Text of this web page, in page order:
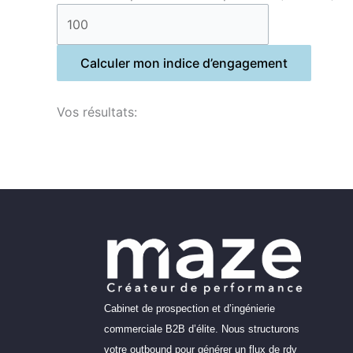
Calculer mon indice d’engagement
Vos résultats:
Cabinet de prospection et d’ingénierie
commerciale B2B d’élite. Nous structurons
votre outbound pour générer un flux de rdv